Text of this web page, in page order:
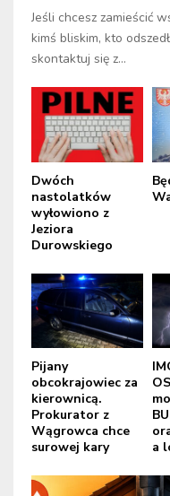
Jeśli chcesz zamieścić
kimś bliskim, kto
skontaktuj się z...
Dwóch
nastolatków
wyłowiono z
Jeziora
Durowskiego
Pijany
obcokrajowiec za
kierownicą.
Prokurator z
Wągrowca chce
surowej kary
a